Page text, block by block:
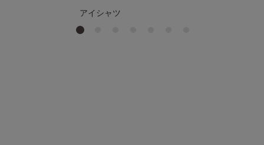
アイシャツ